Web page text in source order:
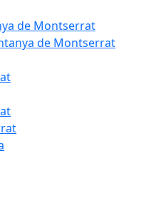
de Montserrat
de Montserrat